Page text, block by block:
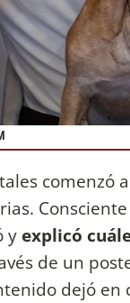
comenzó
y explicó
de un
dejó en